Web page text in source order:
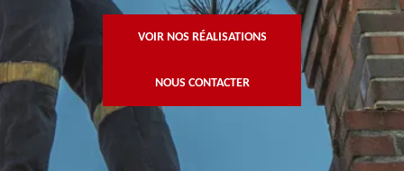
VOIR NOS RÉALISATIONS
NOUS CONTACTER